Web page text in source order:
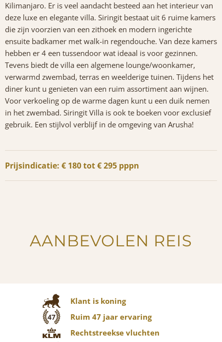
Kilimanjaro. Er is veel aandacht besteed aan het interieur van
deze luxe en elegante villa. Siringit bestaat uit 6 ruime kamers
die zijn voorzien van een zithoek en modern ingerichte
ensuite badkamer met walk-in regendouche. Van deze kamers
hebben er 4 een tussendoor wat ideaal is voor gezinnen.
Tevens biedt de villa een algemene lounge/woonkamer,
verwarmd zwembad, terras en weelderige tuinen. Tijdens het
diner kunt u genieten van een ruim assortiment aan wijnen.
Voor verkoeling op de warme dagen kunt u een duik nemen
in het zwembad. Siringit Villa is ook te boeken voor exclusief
gebruik. Een stijlvol verblijf in de omgeving van Arusha!
Prijsindicatie: € 180 tot € 295 pppn
AANBEVOLEN REIS
Klant is koning
47
Ruim 47 jaar ervaring
Rechtstreekse vluchten